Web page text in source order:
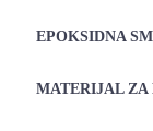
EPOKSIDNA
MATERIJAL ZA